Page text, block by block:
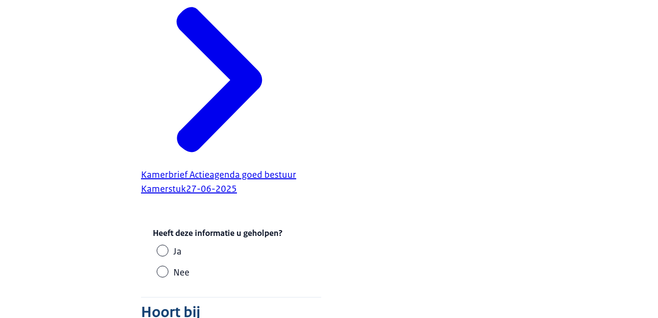
Kamerbrief Actieagenda goed bestuur
Kamerstuk27-06-2025
Heeft deze informatie u geholpen?
Ja
Nee
Hoort bij